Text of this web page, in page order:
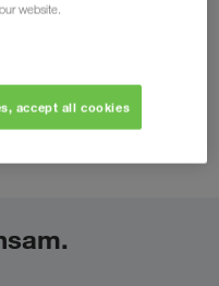
website.
accept all cookies